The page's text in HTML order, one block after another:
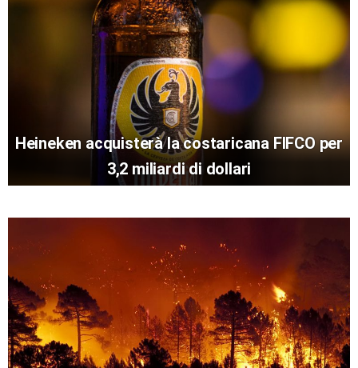
Heineken acquisterà la costaricana FIFCO per
3,2 miliardi di dollari